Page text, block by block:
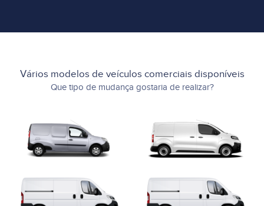
Vários modelos de veículos comerciais disponíveis
Que tipo de mudança gostaria de realizar?